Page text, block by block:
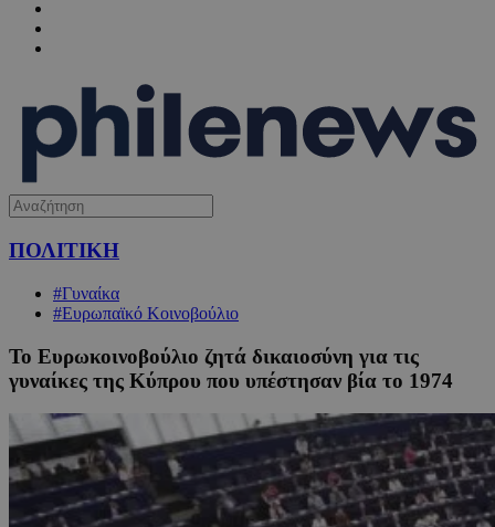
ΠΟΛΙΤΙΚΗ
#Γυναίκα
#Ευρωπαϊκό Κοινοβούλιο
Το Ευρωκοινοβούλιο ζητά δικαιοσύνη για τις
γυναίκες της Κύπρου που υπέστησαν βία το 1974